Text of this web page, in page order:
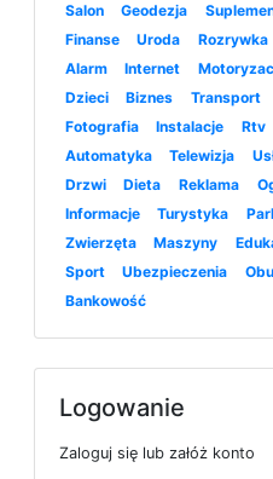
Salon
Geodezja
Finanse
Uroda Rozrywka
Alarm
Internet
Dzieci
Biznes Transport
Fotografia
Instalacje Rtv
Automatyka
Telewizja
Drzwi
Dieta Reklama
Informacje
Turystyka
Zwierzęta
Maszyny
Sport
Ubezpieczenia
Bankowość
Logowanie
Zaloguj się lub załóż konto